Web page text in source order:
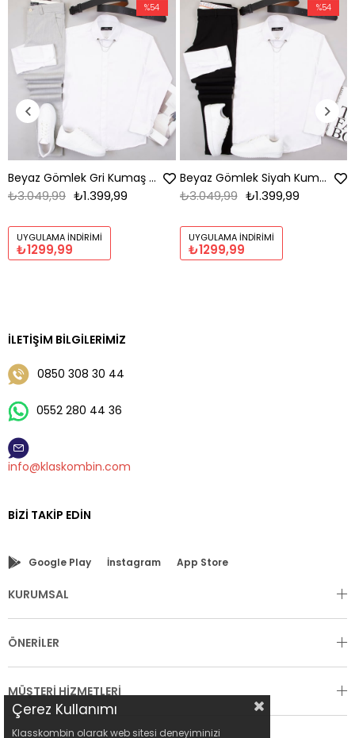
Beyaz Gömlek Gri Kumaş Pantolon Ayakkabı Kombin
₺1.399,99
₺3.049,99
UYGULAMA İNDIRIMI
₺1299,99
%54
Beyaz Gömlek Siyah Kumaş Pantolon Ayakkabı Kombin
₺1.399,99
₺3.049,99
UYGULAMA İNDIRIMI
₺1299,99
%54
İLETIŞIM BILGILERIMIZ
0850 308 30 44
0552 280 44 36
info@klaskombin.com
BIZI TAKIP EDIN
Google Play İnstagram App Store
KURUMSAL
ÖNERİLER
MÜŞTERİ HİZMETLERİ
Çerez Kullanımı
Klasskombin olarak web sitesi deneyiminizi